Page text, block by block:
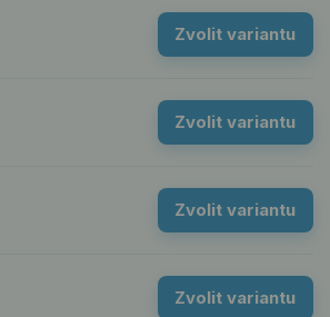
Zvolit variantu
Zvolit variantu
Zvolit variantu
Zvolit variantu